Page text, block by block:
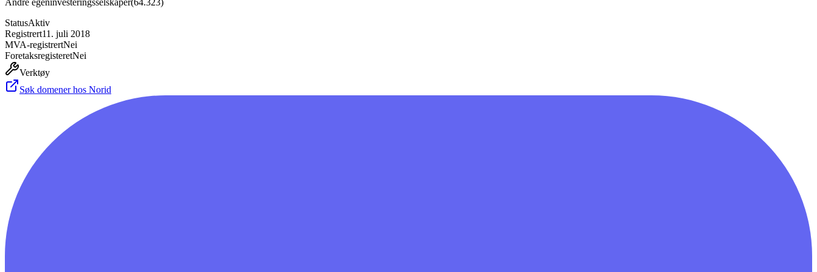
StatusAktiv
Registrert11. juli 2018
MVA-registrertNei
ForetaksregisteretNei
Verktøy
Søk domener hos Norid